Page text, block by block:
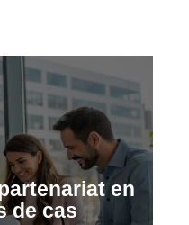
en
de cas